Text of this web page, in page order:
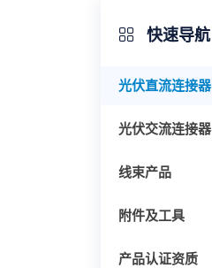
快速导航
光伏直流连接器
光伏交流连接器
线束产品
附件及工具
产品认证资质